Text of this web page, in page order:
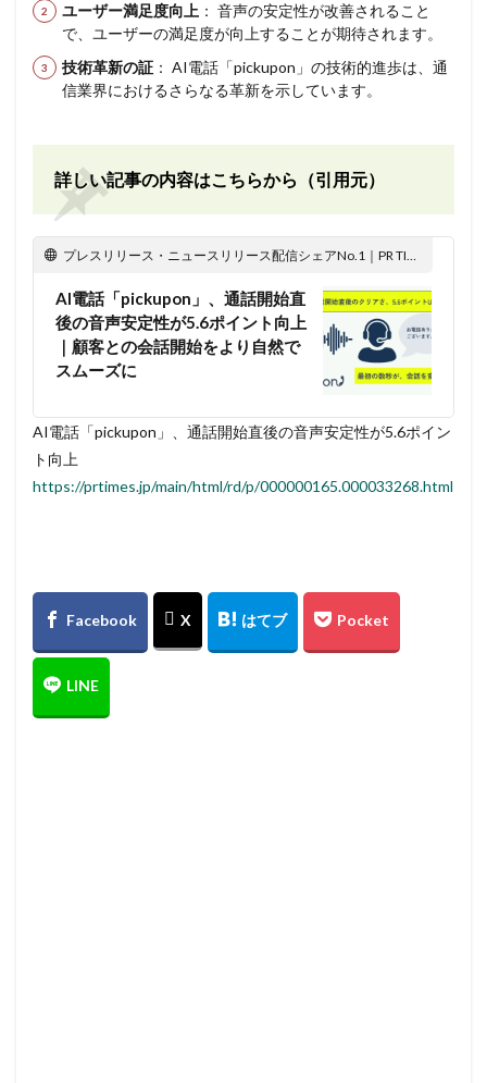
ユーザー満足度向上 ： 音声の安定性が改善されること
で、ユーザーの満足度が向上することが期待されます。
技術革新の証 ： AI電話「pickupon」の技術的進歩は、通
信業界におけるさらなる革新を示しています。
詳しい記事の内容はこちらから（引用元）
プレスリリース・ニュースリリース配信シェアNo.1｜PR TIMES
AI電話「pickupon」、通話開始直
後の音声安定性が5.6ポイント向上
｜顧客との会話開始をより自然で
スムーズに
AI電話「pickupon」、通話開始直後の音声安定性が5.6ポイン
ト向上
https://prtimes.jp/main/html/rd/p/000000165.000033268.html